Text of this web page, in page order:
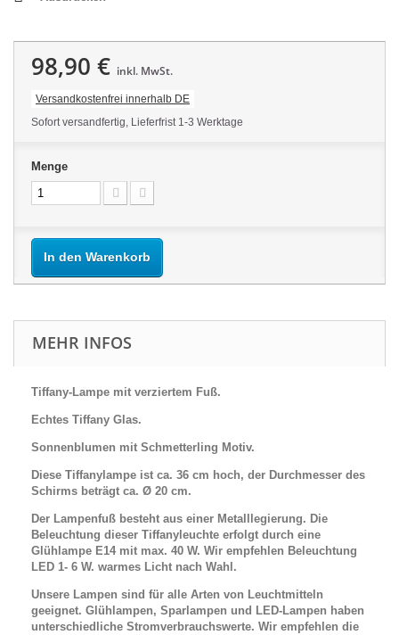
98,90 € inkl. MwSt.
Versandkostenfrei innerhalb DE
Sofort versandfertig, Lieferfrist 1-3 Werktage
Menge
In den Warenkorb
MEHR INFOS
Tiffany-Lampe mit verziertem Fuß.
Echtes Tiffany Glas.
Sonnenblumen mit Schmetterling Motiv.
Diese Tiffanylampe ist ca. 36 cm hoch, der Durchmesser des
Schirms beträgt ca. Ø 20 cm.
Der Lampenfuß besteht aus einer Metalllegierung. Die
Beleuchtung dieser Tiffanyleuchte erfolgt durch eine
Glühlampe E14 mit max. 40 W. Wir empfehlen Beleuchtung
LED 1- 6 W. warmes Licht nach Wahl.
Unsere Lampen sind für alle Arten von Leuchtmitteln
geeignet. Glühlampen, Sparlampen und LED-Lampen haben
unterschiedliche Stromverbrauchswerte. Wir empfehlen die